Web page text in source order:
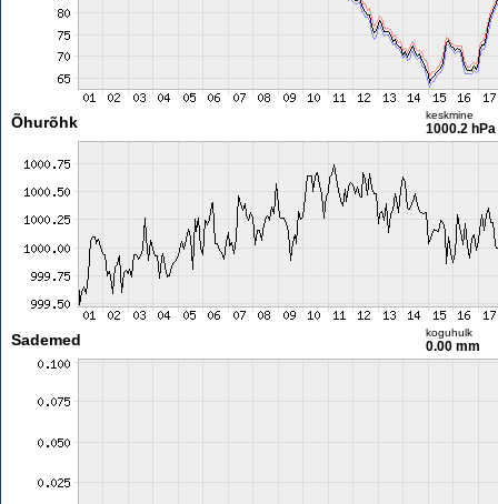
Õhurõhk keskmine
1000.2 hPa
Sademed koguhulk
0.00 mm